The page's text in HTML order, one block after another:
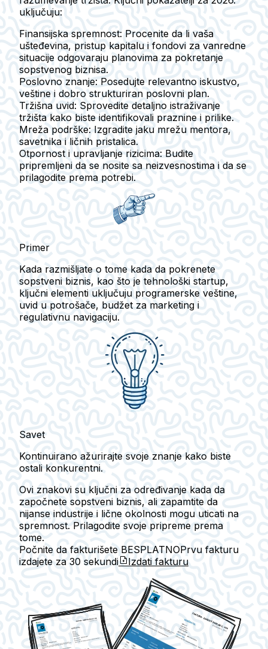
uključuju:
Finansijska spremnost: Procenite da li vaša
ušteđevina, pristup kapitalu i fondovi za vanredne
situacije odgovaraju planovima za pokretanje
sopstvenog biznisa.
Poslovno znanje: Posedujte relevantno iskustvo,
veštine i dobro strukturiran poslovni plan.
Tržišna uvid: Sprovedite detaljno istraživanje
tržišta kako biste identifikovali praznine i prilike.
Mreža podrške: Izgradite jaku mrežu mentora,
savetnika i ličnih pristalica.
Otpornost i upravljanje rizicima: Budite
pripremljeni da se nosite sa neizvesnostima i da se
prilagodite prema potrebi.
Primer
Kada razmišljate o tome kada da pokrenete
sopstveni biznis, kao što je tehnološki startup,
ključni elementi uključuju programerske veštine,
uvid u potrošače, budžet za marketing i
regulativnu navigaciju.
Savet
Kontinuirano ažurirajte svoje znanje kako biste
ostali konkurentni.
Ovi znakovi su ključni za određivanje kada da
započnete sopstveni biznis, ali zapamtite da
nijanse industrije i lične okolnosti mogu uticati na
spremnost. Prilagodite svoje pripreme prema
tome.
Počnite da fakturišete BESPLATNOPrvu fakturu
izdajete za 30 sekundi Izdati fakturu